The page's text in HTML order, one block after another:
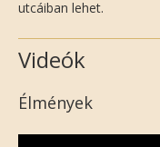
utcáiban lehet.
Videók
Élmények